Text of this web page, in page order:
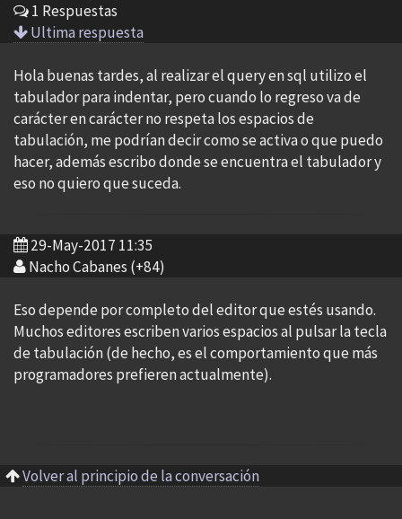
1 Respuestas
Ultima respuesta
Hola buenas tardes, al realizar el query en sql utilizo el
tabulador para indentar, pero cuando lo regreso va de
carácter en carácter no respeta los espacios de
tabulación, me podrían decir como se activa o que puedo
hacer, además escribo donde se encuentra el tabulador y
eso no quiero que suceda.
29-May-2017 11:35
Nacho Cabanes (+84)
Eso depende por completo del editor que estés usando.
Muchos editores escriben varios espacios al pulsar la tecla
de tabulación (de hecho, es el comportamiento que más
programadores prefieren actualmente).
Volver al principio de la conversación